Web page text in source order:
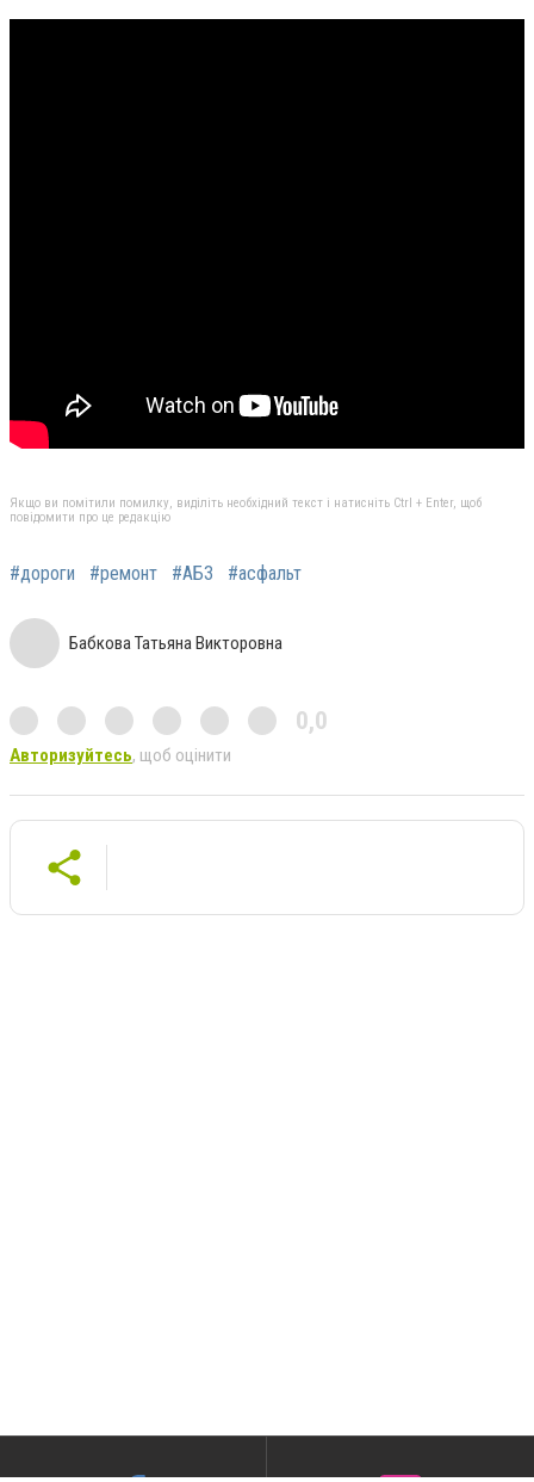
Якщо ви помітили помилку, виділіть необхідний текст і натисніть Ctrl + Enter, щоб
повідомити про це редакцію
#дороги #ремонт #АБЗ #асфальт
Бабкова Татьяна Викторовна
0,0
Авторизуйтесь, щоб оцінити